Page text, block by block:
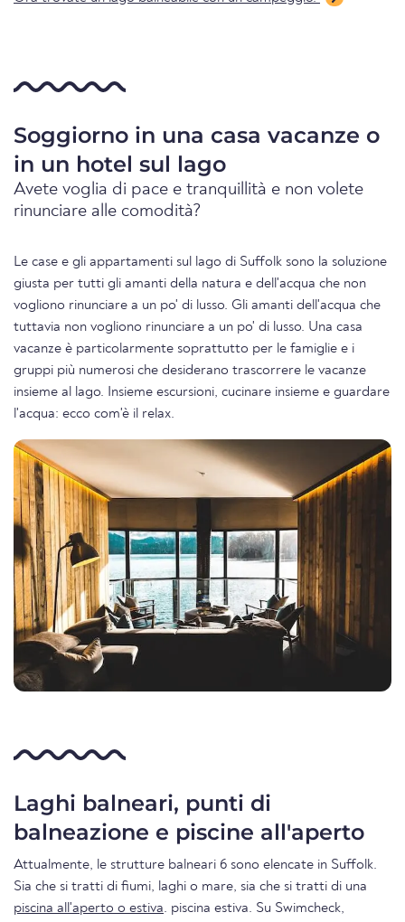
Soggiorno in una casa vacanze o
in un hotel sul lago
Avete voglia di pace e tranquillità e non volete
rinunciare alle comodità?
Le case e gli appartamenti sul lago di Suffolk sono la soluzione
giusta per tutti gli amanti della natura e dell'acqua che non
vogliono rinunciare a un po' di lusso. Gli amanti dell'acqua che
tuttavia non vogliono rinunciare a un po' di lusso. Una casa
vacanze è particolarmente soprattutto per le famiglie e i
gruppi più numerosi che desiderano trascorrere le vacanze
insieme al lago. Insieme escursioni, cucinare insieme e guardare
l'acqua: ecco com'è il relax.
Laghi balneari, punti di
balneazione e piscine all'aperto
Attualmente, le strutture balneari 6 sono elencate in Suffolk.
Sia che si tratti di fiumi, laghi o mare, sia che si tratti di una
piscina all'aperto o estiva. piscina estiva. Su Swimcheck,